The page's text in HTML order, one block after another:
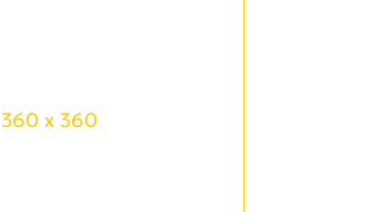
360 x 360